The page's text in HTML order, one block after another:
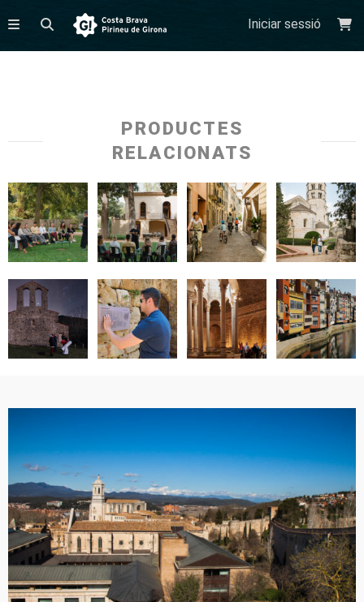
Iniciar sessió
PRODUCTES
RELACIONATS